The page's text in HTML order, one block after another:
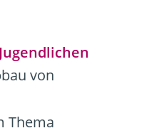
von
Thema